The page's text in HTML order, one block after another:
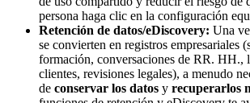
persona haga clic en la configuración
Retención de datos/eDiscovery: Una
se convierten en registros empresariales
formación, conversaciones de RR. HH.,
clientes, revisiones legales), a menudo
de conservar los datos y recuperarlos